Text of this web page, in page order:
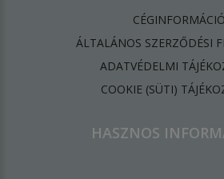
CÉGINFORMÁCIÓ
ÁLTALÁNOS SZERZŐDÉSI
ADATVÉDELMI
​COOKIE (SÜTI)
HASZNOS